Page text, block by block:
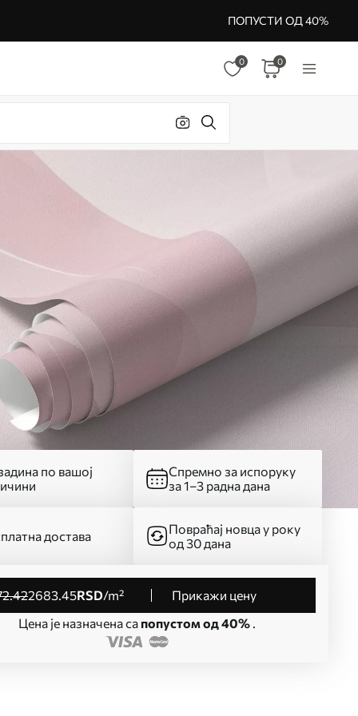
ПОПУСТИ ОД 40%
0 0
по вашој
Спремно за испоруку
за 1–3 радна дана
достава
Повраћај новца у року
од 30 дана
.422683.45RSD/m²
Прикажи цену
Цена је назначена са попустом од 40%.